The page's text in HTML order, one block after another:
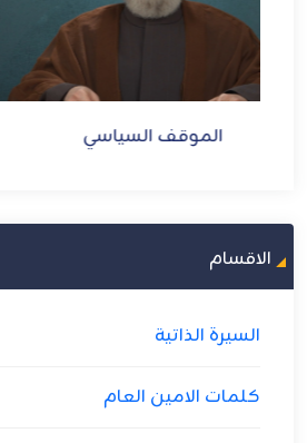
الموقف السياسي
الاقسام
السيرة الذاتية
كلمات الامين العام